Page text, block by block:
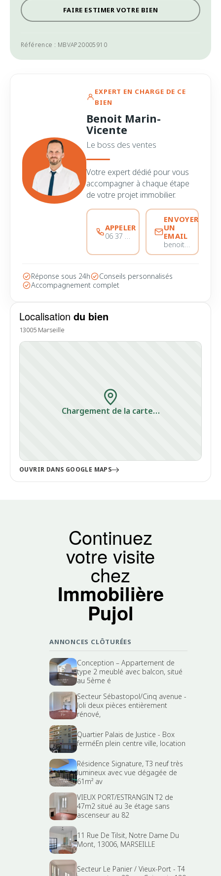
FAIRE ESTIMER VOTRE BIEN
Référence : MBVAP20005910
Localisation du bien
13005 Marseille
Chargement de la carte…
OUVRIR DANS GOOGLE MAPS
EXPERT EN CHARGE DE CE
BIEN
Benoit Marin-
Vicente
Le boss des ventes
Votre expert dédié pour vous
accompagner à chaque étape
de votre projet immobilier.
APPELER
06 37 56 68 51
ENVOYER
UN
EMAIL
benoitmarinvicente@immobiliere-pujol.fr
Réponse sous 24h
Conseils personnalisés
Accompagnement complet
Continuez
votre visite
chez
Immobilière
Pujol
ANNONCES CLÔTURÉES
Conception – Appartement de
type 2 meublé avec balcon, situé
au 5ème é
Secteur Sébastopol/Cinq avenue -
Joli deux pièces entièrement
rénové,
Quartier Palais de Justice - Box
ferméEn plein centre ville, location
Résidence Signature, T3 neuf très
lumineux avec vue dégagée de
61m² av
VIEUX PORT/ESTRANGIN T2 de
47m2 situé au 3e étage sans
ascenseur au 82
11 Rue De Tilsit, Notre Dame Du
Mont, 13006, MARSEILLE
Secteur Le Panier / Vieux-Port - T4